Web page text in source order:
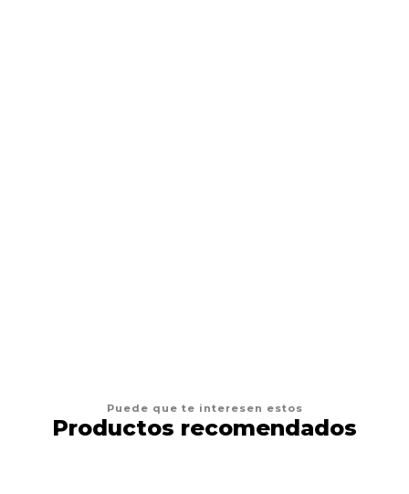
Puede que te interesen estos
Productos recomendados